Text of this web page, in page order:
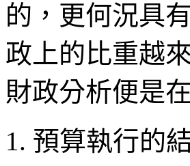
的，更何況具
政上的比重越
財政分析便是
1. 預算執行的